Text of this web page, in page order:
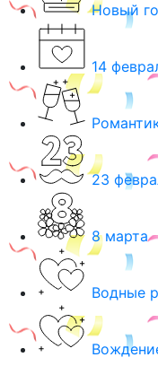
Новый
14
23
8 марта
Водные